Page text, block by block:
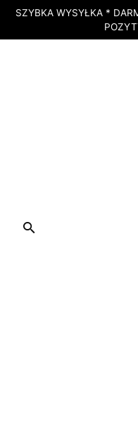
SZYBKA WYSYŁKA *